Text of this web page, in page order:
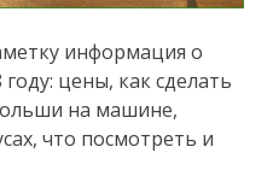
информация о
цены, как сделать
на машине,
что посмотреть и